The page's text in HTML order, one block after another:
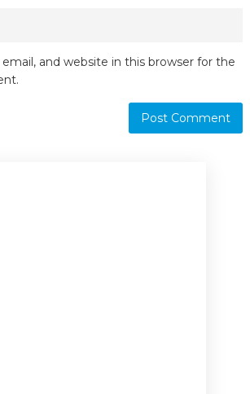
and website in this browser for the